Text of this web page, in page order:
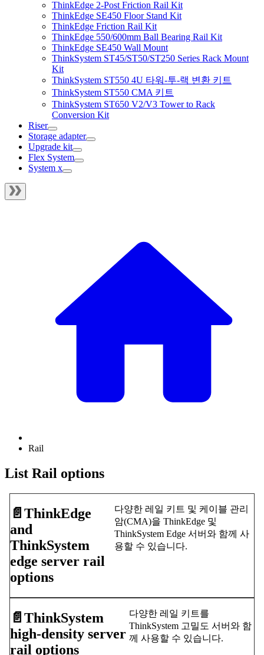
ThinkEdge 2-Post Friction Rail Kit
ThinkEdge SE450 Floor Stand Kit
ThinkEdge Friction Rail Kit
ThinkEdge 550/600mm Ball Bearing Rail Kit
ThinkEdge SE450 Wall Mount
ThinkSystem ST45/ST50/ST250 Series Rack Mount
Kit
ThinkSystem ST550 4U 타워-투-랙 변환 키트
ThinkSystem ST550 CMA 키트
ThinkSystem ST650 V2/V3 Tower to Rack
Conversion Kit
Riser
Storage adapter
Upgrade kit
Flex System
System x
Rail
List Rail options
📄️ ThinkEdge
and
ThinkSystem
edge server rail
options
다양한 레일 키트 및 케이블 관리
암(CMA)을 ThinkEdge 및
ThinkSystem Edge 서버와 함께 사
용할 수 있습니다.
📄️ ThinkSystem
high-density server
rail options
다양한 레일 키트를
ThinkSystem 고밀도 서버와 함
께 사용할 수 있습니다.